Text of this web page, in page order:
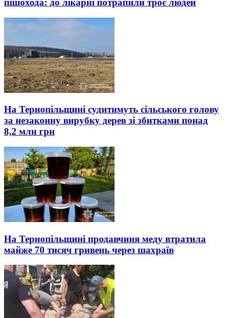
пішохода: до лікарні потрапили троє людей
На Тернопільщині судитимуть сільського голову
за незаконну вирубку дерев зі збитками понад
8,2 млн грн
На Тернопільщині продавчиня меду втратила
майже 70 тисяч гривень через шахраїв